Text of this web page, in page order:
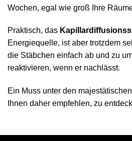
Wochen, egal wie groß Ihre
Praktisch, das
Energiequelle, ist aber trotzdem
die Stäbchen einfach ab und zu
reaktivieren, wenn er nachlässt.
Ein Muss unter den
Ihnen daher empfehlen, zu